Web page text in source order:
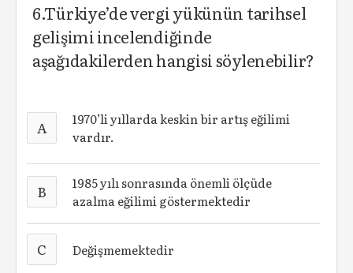
6.Türkiye’de vergi yükünün tarihsel
gelişimi incelendiğinde
aşağıdakilerden hangisi söylenebilir?
A
1970’li yıllarda keskin bir artış eğilimi
vardır.
B
1985 yılı sonrasında önemli ölçüde
azalma eğilimi göstermektedir
C Değişmemektedir